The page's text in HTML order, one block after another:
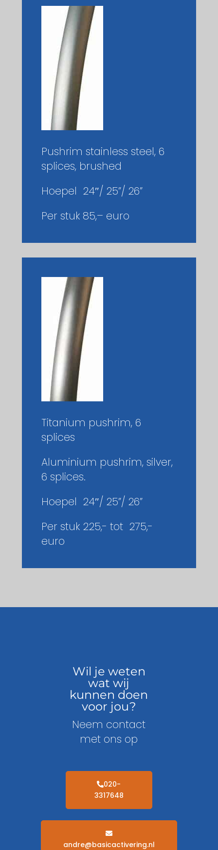
Pushrim stainless steel, 6
splices, brushed
Hoepel 24″/ 25”/ 26”
Per stuk 85,– euro
Titanium pushrim, 6
splices
Aluminium pushrim, silver,
6 splices.
Hoepel 24″/ 25”/ 26”
Per stuk 225,- tot 275,-
euro
Wil je weten
wat wij
kunnen doen
voor jou?
Neem contact
met ons op
020-
3317648
andre@basicactivering.nl